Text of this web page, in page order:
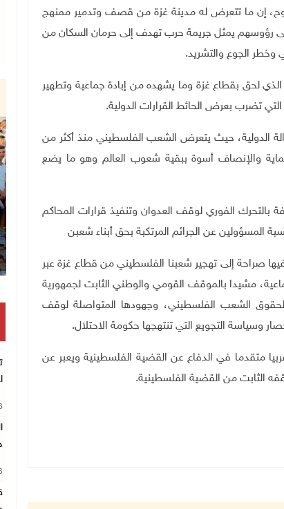
روحي فتوح، إن ما تتعرض له مدينة غزة من قصف وتدمير ممنهج
رؤوسهم يمثل جريمة حرب تهدف إلى حرمان السكان من
وخطر الجوع والتشريد.
لحق بقطاع غزة وما يشهده من إبادة جماعية وتطهير
تضرب بعرض الحائط القرارات الدولية.
الدولية، حيث يتعرض الشعب الفلسطيني منذ أكثر من
والإنصاف أسوة ببقية شعوب العالم وهو ما يضع
الفوري لوقف العدوان وتنفيذ قرارات المحاكم
المسؤولين عن الجرائم المرتكبة بحق أبناء شعبن
صراحة إلى تهجير شعبنا الفلسطيني من قطاع غزة عبر
مشيدا بالموقف القومي والوطني الثابت لجمهورية
لحقوق الشعب الفلسطيني، وجهودها المتواصلة لوقف
وسياسة التجويع التي تنتهجها حكومة الاحتلال.
في الدفاع عن القضية الفلسطينية ويعبر عن
الثابت من القضية الفلسطينية.